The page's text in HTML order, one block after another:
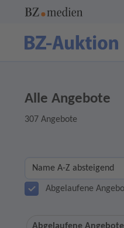
Alle Angebote
307 Angebote
Abgelaufene